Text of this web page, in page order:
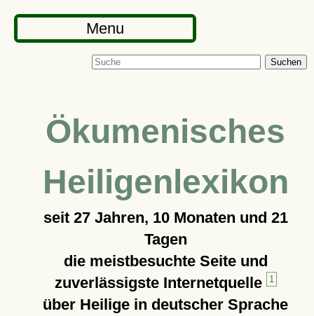
Menu
Suchen
Ökumenisches
Heiligenlexikon
seit 27 Jahren, 10 Monaten und 21
Tagen
die meistbesuchte Seite und
zuverlässigste Internetquelle
1
über Heilige in deutscher Sprache